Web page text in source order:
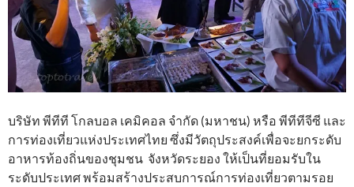
บริษัท พีทีที โกลบอล เคมิคอล จำกัด (มหาชน) หรือ พีทีทีจีซี และ
การท่องเที่ยวแห่งประเทศไทย ซึ่งมีวัตถุประสงค์เพื่อจะยกระดับ
อาหารท้องถิ่นของชุมชน จังหวัดระยอง ให้เป็นที่ยอมรับใน
ระดับประเทศ พร้อมสร้างประสบการณ์การท่องเที่ยวตามรอย